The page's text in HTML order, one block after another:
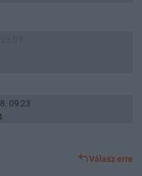
09:23
Válasz erre